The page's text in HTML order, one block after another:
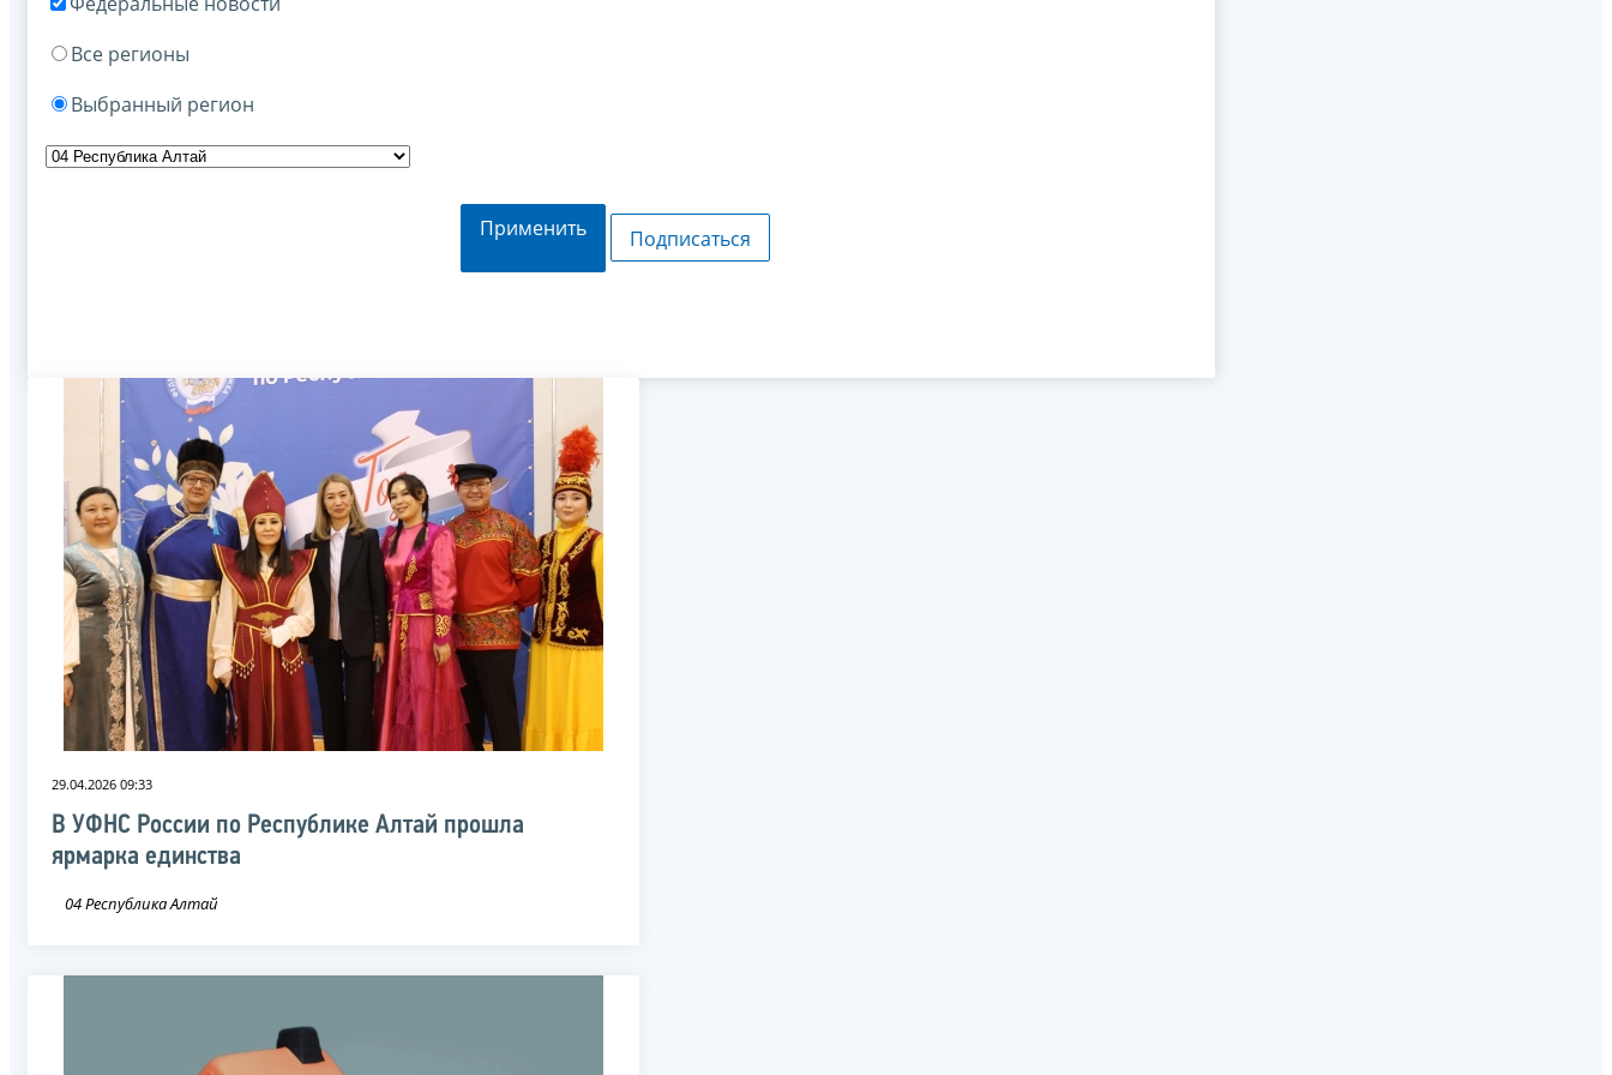
Все регионы
Выбранный регион
Применить Подписаться
29.04.2026 09:33
В УФНС России по Республике Алтай прошла
ярмарка единства
04 Республика Алтай